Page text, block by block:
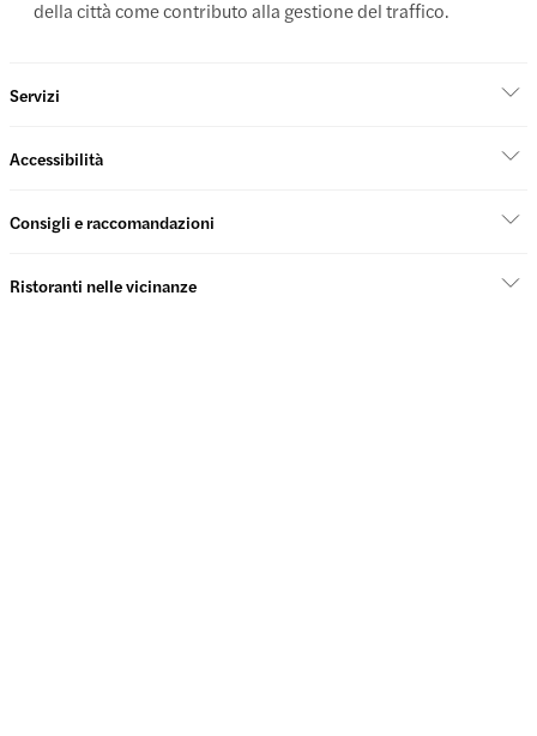
della città come contributo alla gestione del traffico.
Servizi
Accessibilità
Consigli e raccomandazioni
Ristoranti nelle vicinanze